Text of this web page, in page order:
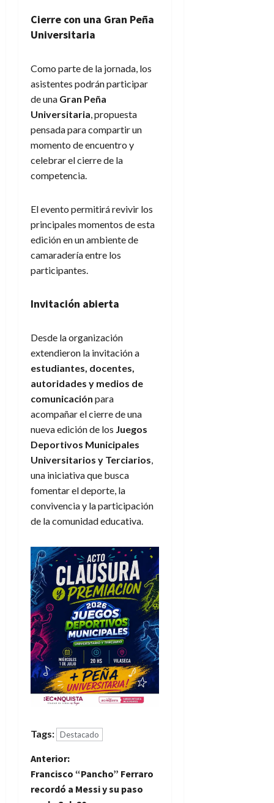
Cierre con una Gran Peña
Universitaria
Como parte de la jornada, los
asistentes podrán participar
de una Gran Peña
Universitaria, propuesta
pensada para compartir un
momento de encuentro y
celebrar el cierre de la
competencia.
El evento permitirá revivir los
principales momentos de esta
edición en un ambiente de
camaradería entre los
participantes.
Invitación abierta
Desde la organización
extendieron la invitación a
estudiantes, docentes,
autoridades y medios de
comunicación para
acompañar el cierre de una
nueva edición de los Juegos
Deportivos Municipales
Universitarios y Terciarios,
una iniciativa que busca
fomentar el deporte, la
convivencia y la participación
de la comunidad educativa.
Tags: Destacado
N
a
Anterior:
Francisco “Pancho” Ferraro
recordó a Messi y su paso